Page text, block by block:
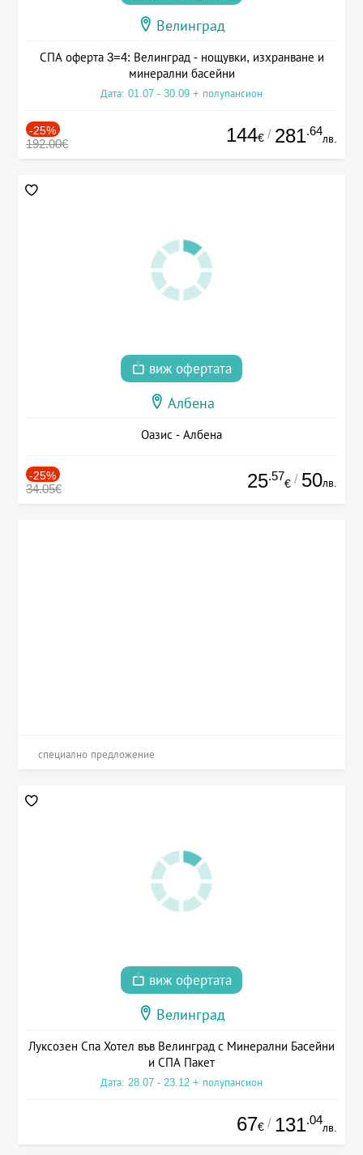
Велинград
СПА оферта 3=4: Велинград - нощувки, изхранване и
минерални басейни
Дата: 01.07 - 30.09 + полупансион
-25%
192.00€ 144€ / 281.64
лв.
виж офертата
Албена
Оазис - Албена
-25%
34.05€ 25.57
€ / 50лв.
специално предложение
виж офертата
Велинград
Луксозен Спа Хотел във Велинград с Минерални Басейни
и СПА Пакет
Дата: 28.07 - 23.12 + полупансион
67€ / 131.04
лв.